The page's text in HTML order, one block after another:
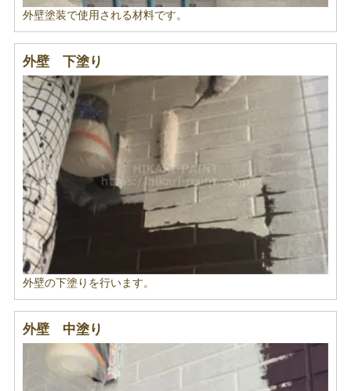
外壁塗装で使用される材料です。
外壁 下塗り
外壁の下塗りを行います。
外壁 中塗り